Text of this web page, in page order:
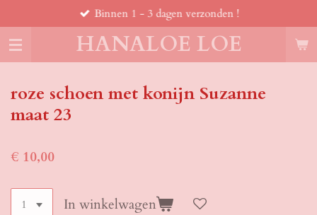
direct
naar
de
HANALOE LOE
Binnen 1 - 3 dagen verzonden !
roze schoen met konijn Suzanne
maat 23
€ 10,00
In winkelwagen